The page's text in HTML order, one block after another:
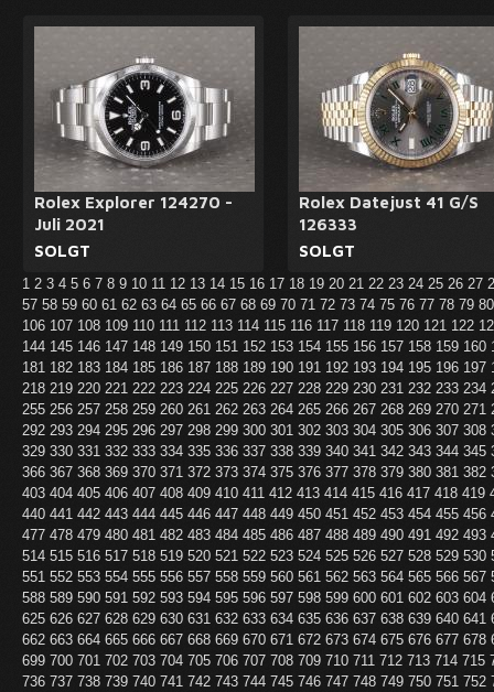
Rolex Explorer 124270 -
Juli 2021
SOLGT
Rolex Datejust 41 G/S
126333
SOLGT
1 2 3 4 5 6 7 8 9 10 11 12 13 14 15 16 17 18 19 20 21 22 23 24 25 26 27
57 58 59 60 61 62 63 64 65 66 67 68 69 70 71 72 73 74 75 76 77 78 79
106 107 108 109 110 111 112 113 114 115 116 117 118 119 120 121 122
144 145 146 147 148 149 150 151 152 153 154 155 156 157 158 159 160
181 182 183 184 185 186 187 188 189 190 191 192 193 194 195 196 197
218 219 220 221 222 223 224 225 226 227 228 229 230 231 232 233 234
255 256 257 258 259 260 261 262 263 264 265 266 267 268 269 270 271
292 293 294 295 296 297 298 299 300 301 302 303 304 305 306 307 308
329 330 331 332 333 334 335 336 337 338 339 340 341 342 343 344 345
366 367 368 369 370 371 372 373 374 375 376 377 378 379 380 381 382
403 404 405 406 407 408 409 410 411 412 413 414 415 416 417 418 419
440 441 442 443 444 445 446 447 448 449 450 451 452 453 454 455 456
477 478 479 480 481 482 483 484 485 486 487 488 489 490 491 492 493
514 515 516 517 518 519 520 521 522 523 524 525 526 527 528 529 530
551 552 553 554 555 556 557 558 559 560 561 562 563 564 565 566 567
588 589 590 591 592 593 594 595 596 597 598 599 600 601 602 603 604
625 626 627 628 629 630 631 632 633 634 635 636 637 638 639 640 641
662 663 664 665 666 667 668 669 670 671 672 673 674 675 676 677 678
699 700 701 702 703 704 705 706 707 708 709 710 711 712 713 714 715
736 737 738 739 740 741 742 743 744 745 746 747 748 749 750 751 752